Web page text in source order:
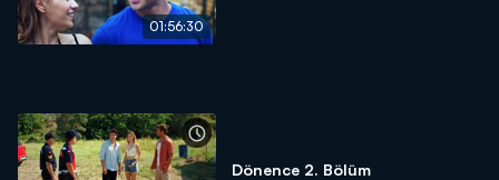
01:56:30
Dönence 2. Bölüm